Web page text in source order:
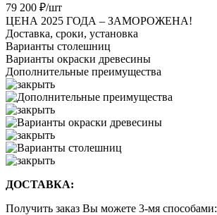
79 200 ₽/шт
ЦЕНА 2025 ГОДА – ЗАМОРОЖЕНА!
Доставка, сроки, установка
Варианты столешниц
Варианты окраски древесины
Дополнительные преимущества
ДОСТАВКА:
Получить заказ Вы можете 3-мя способами: